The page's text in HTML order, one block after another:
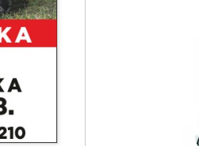
UM-M POŘADAČ